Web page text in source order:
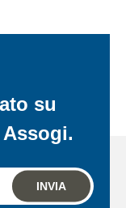
su
INVIA